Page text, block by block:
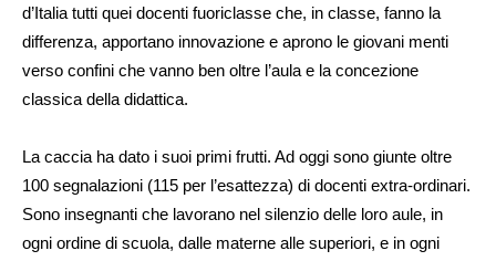
d’Italia tutti quei docenti fuoriclasse che, in classe, fanno la
differenza, apportano innovazione e aprono le giovani menti
verso confini che vanno ben oltre l’aula e la concezione
classica della didattica.
La caccia ha dato i suoi primi frutti. Ad oggi sono giunte oltre
100 segnalazioni (115 per l’esattezza) di docenti extra-ordinari.
Sono insegnanti che lavorano nel silenzio delle loro aule, in
ogni ordine di scuola, dalle materne alle superiori, e in ogni